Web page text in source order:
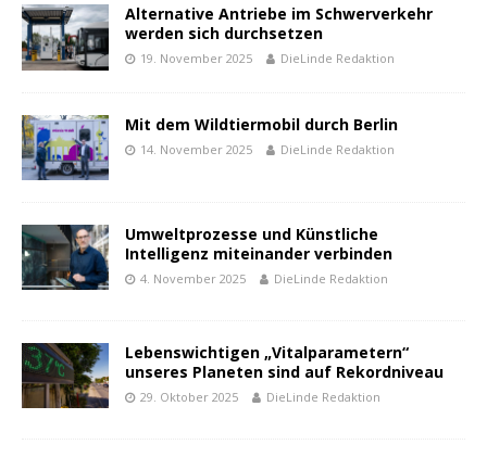
Alternative Antriebe im Schwerverkehr
werden sich durchsetzen
19. November 2025 DieLinde Redaktion
Mit dem Wildtiermobil durch Berlin
14. November 2025 DieLinde Redaktion
Umweltprozesse und Künstliche
Intelligenz miteinander verbinden
4. November 2025 DieLinde Redaktion
Lebenswichtigen „Vitalparametern“
unseres Planeten sind auf Rekordniveau
29. Oktober 2025 DieLinde Redaktion